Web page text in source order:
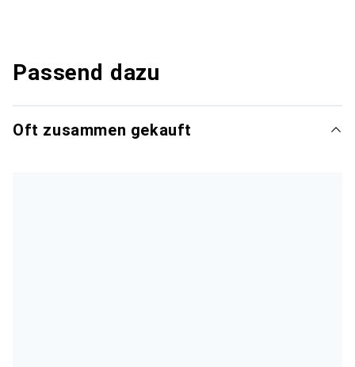
Passend dazu
Oft zusammen gekauft